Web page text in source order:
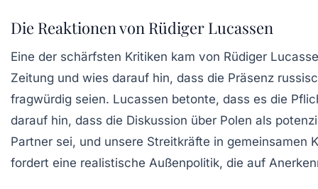
Die Reaktionen von Rüdiger Lucassen
Eine der schärfsten Kritiken kam von Rüdiger
Zeitung und wies darauf hin, dass die Präsenz
fragwürdig seien. Lucassen betonte, dass es die
darauf hin, dass die Diskussion über Polen als
Partner sei, und unsere Streitkräfte in gemeinsamen
fordert eine realistische Außenpolitik, die auf